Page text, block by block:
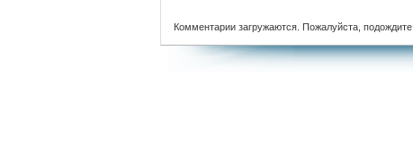
Комментарии загружаются. Пожалуйста, подождите